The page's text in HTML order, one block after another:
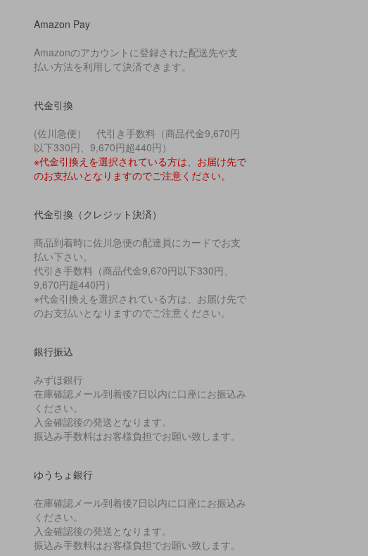
Amazon Pay
Amazonのアカウントに登録された配送先や支
払い方法を利用して決済できます。
代金引換
(佐川急便） 代引き手数料（商品代金9,670円
以下330円、9,670円超440円）
※代金引換えを選択されている方は、お届け先で
のお支払いとなりますのでご注意ください。
代金引換（クレジット決済）
商品到着時に佐川急便の配達員にカードでお支
払い下さい。
代引き手数料（商品代金9,670円以下330円、
9,670円超440円）
※代金引換えを選択されている方は、お届け先で
のお支払いとなりますのでご注意ください。
銀行振込
みずほ銀行
在庫確認メール到着後7日以内に口座にお振込み
ください。
入金確認後の発送となります。
振込み手数料はお客様負担でお願い致します。
ゆうちょ銀行
在庫確認メール到着後7日以内に口座にお振込み
ください。
入金確認後の発送となります。
振込み手数料はお客様負担でお願い致します。